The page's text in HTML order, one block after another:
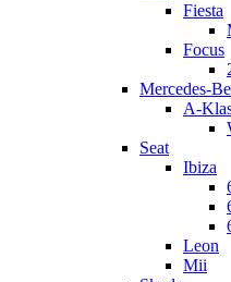
Fiesta
Focus
Mercedes-
A-
Seat
Ibiza
Leon
Mii